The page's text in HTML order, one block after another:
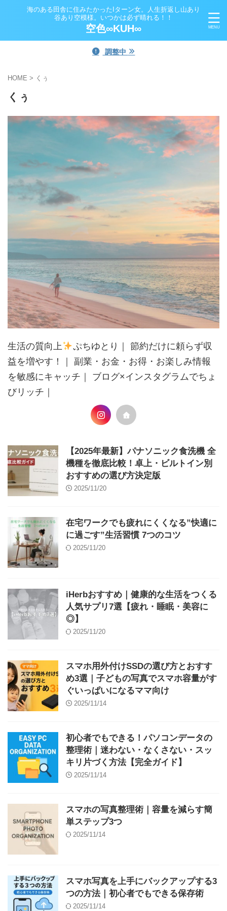
海のある田舎に住みたかったIターン女。人生折返し山あり
谷あり空模様。いつかは必ず晴れる！！
空色∞KUH∞
調整中
HOME > くぅ
くぅ
生活の質向上
ぷちゆとり｜ 節約だけに頼らず収
益を増やす！｜ 副業・お金・お得・お楽しみ情報
を敏感にキャッチ｜ ブログ×インスタグラムでちょ
びリッチ｜
【2025年最新】パナソニック食洗機 全
機種を徹底比較！卓上・ビルトイン別
おすすめの選び方決定版
2025/11/20
在宅ワークでも疲れにくくなる”快適に
に過ごす”生活習慣 7つのコツ
2025/11/20
iHerbおすすめ｜健康的な生活をつくる
人気サプリ7選【疲れ・睡眠・美容に
◎】
2025/11/20
スマホ用外付けSSDの選び方とおすす
め3選｜子どもの写真でスマホ容量がす
ぐいっぱいになるママ向け
2025/11/14
初心者でもできる！パソコンデータの
整理術｜迷わない・なくさない・スッ
キリ片づく方法【完全ガイド】
2025/11/14
スマホの写真整理術｜容量を減らす簡
単ステップ3つ
2025/11/14
スマホ写真を上手にバックアップする3
つの方法｜初心者でもできる保存術
2025/11/14